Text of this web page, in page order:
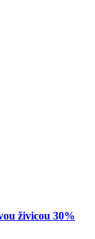
živicou 30%